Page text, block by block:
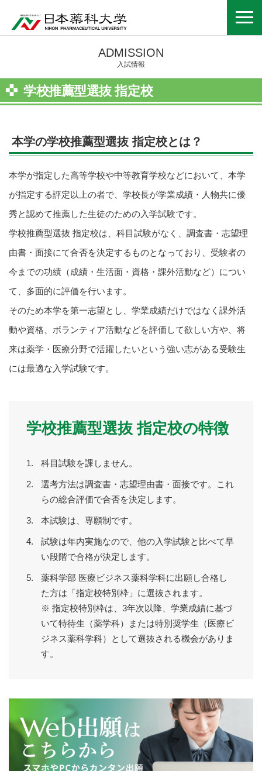
ADMISSION
入試情報
学校推薦型選抜 指定校
本学の学校推薦型選抜 指定校とは？
本学が指定した高等学校や中等教育学校などにおいて、本学
が指定する評定以上の者で、学校長が学業成績・人物共に優
秀と認めて推薦した生徒のための入学試験です。
学校推薦型選抜 指定校は、科目試験がなく、調査書・志望理
由書・面接にて合否を決定するものとなっており、受験者の
今までの功績（成績・生活面・資格・課外活動など）につい
て、多面的に評価を行います。
そのため本学を第一志望とし、学業成績だけではなく課外活
動や資格、ボランティア活動などを評価して欲しい方や、将
来は薬学・医療分野で活躍したいという強い志がある受験生
には最適な入学試験です。
学校推薦型選抜 指定校の特徴
科目試験を課しません。
選考方法は調査書・志望理由書・面接です。これ
らの総合評価で合否を決定します。
本試験は、専願制です。
試験は年内実施なので、他の入学試験と比べて早
い段階で合格が決定します。
薬科学部 医療ビジネス薬科学科に出願し合格し
た方は「指定校特別枠」に選抜されます。
※ 指定校特別枠は、3年次以降、学業成績に基づ
いて特待生（薬学科）または特別奨学生（医療ビ
ジネス薬科学科）として選抜される機会がありま
す。